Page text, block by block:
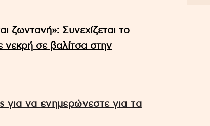
ζωντανή»: Συνεχίζεται το
νεκρή σε βαλίτσα στην
να ενημερώνεστε για τα